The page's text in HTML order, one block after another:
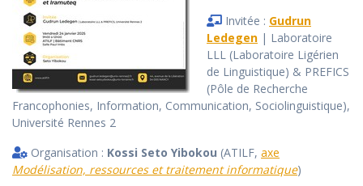
Invitée : Gudrun
Ledegen | Laboratoire
LLL (Laboratoire Ligérien
de Linguistique) & PREFICS
(Pôle de Recherche
Francophonies, Information, Communication, Sociolinguistique),
Université Rennes 2
Organisation : Kossi Seto Yibokou (ATILF, axe
Modélisation, ressources et traitement informatique)